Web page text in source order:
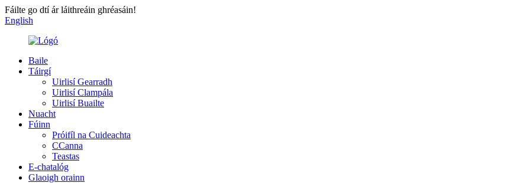
Fáilte go dtí ár láithreáin ghréasáin!
English
Baile
Táirgí
Uirlisí Gearradh
Uirlisí Clampála
Uirlisí Buailte
Nuacht
Fúinn
Próifíl na Cuideachta
CCanna
Teastas
E-chatalóg
Glaoigh orainn